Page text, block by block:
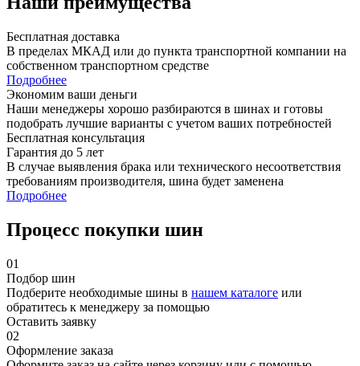
Бесплатная доставка
В пределах МКАД или до пункта транспортной компании на
собственном транспортном средстве
Подробнее
Экономим ваши деньги
Наши менеджеры хорошо разбираются в шинах и готовы
подобрать лучшие варианты с учетом ваших потребностей
Бесплатная консультация
Гарантия до 5 лет
В случае выявления брака или технического несоответствия
требованиям производителя, шина будет заменена
Подробнее
Процесс покупки шин
01
Подбор шин
Подберите необходимые шины в нашем каталоге или
обратитесь к менеджеру за помощью
Оставить заявку
02
Оформление заказа